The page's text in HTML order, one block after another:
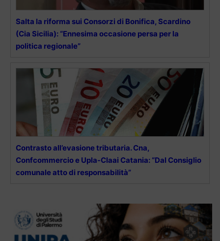
Salta la riforma sui Consorzi di Bonifica, Scardino
(Cia Sicilia): “Ennesima occasione persa per la
politica regionale”
Contrasto all’evasione tributaria. Cna,
Confcommercio e Upla-Claai Catania: “Dal Consiglio
comunale atto di responsabilità”